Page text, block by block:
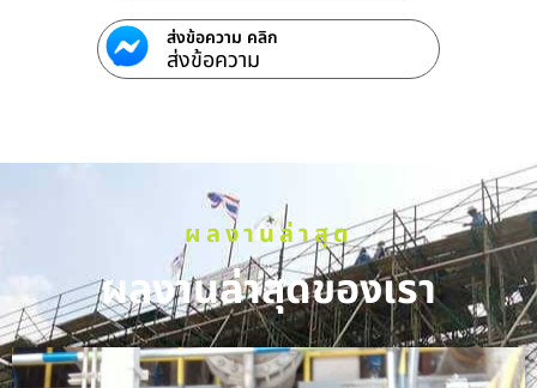
ส่งข้อความ คลิก
ส่งข้อความ
ผลงานล่าสุด
ผลงานล่าสุดของเรา